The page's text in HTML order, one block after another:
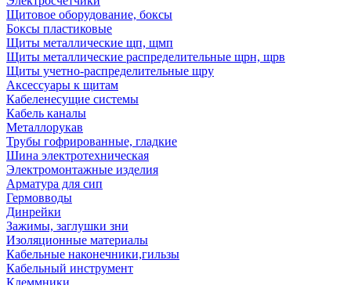
Щитовое оборудование, боксы
Боксы пластиковые
Щиты металлические щп, щмп
Щиты металлические распределительные щрн, щрв
Щиты учетно-распределительные щру
Аксессуары к щитам
Кабеленесущие системы
Кабель каналы
Металлорукав
Трубы гофрированные, гладкие
Шина электротехническая
Электромонтажные изделия
Арматура для сип
Гермовводы
Динрейки
Зажимы, заглушки зни
Изоляционные материалы
Кабельные наконечники,гильзы
Кабельный инструмент
Клеммники